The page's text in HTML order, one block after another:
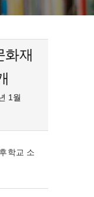
화재
1월
학교 소